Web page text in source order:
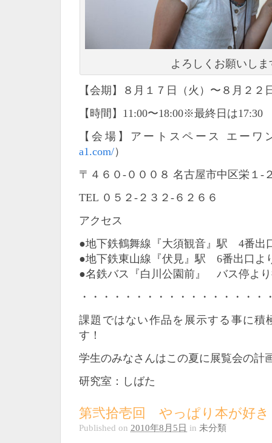
よろしくお願いしま
【会期】８月１７日（火）〜８月２２
【時間】11:00〜18:00※最終日は17:30
【会場】アートスペース エーワ
a1.com/）
〒４６０-０００８ 名古屋市中区栄１-
TEL ０５２-２３２-６２６６
アクセス
●地下鉄鶴舞線『大須観音』駅 4番出
●地下鉄東山線『伏見』駅 6番出口よ
●名鉄バス『白川公園前』 バス停よ
・・・・・・・・・・・・・・・・
課題ではない作品を展示する事に積
す！
学生のみなさんはこの夏に展覧会の計
研究室：しばた
第弐拾壱回 やっぱり本が好き
Published on 2010年8月5日 in 未分類